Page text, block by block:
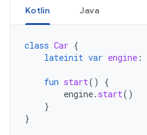
Kotlin Java
class Car {
lateinit var engine :
fun start()
{
engine. start()
}
}